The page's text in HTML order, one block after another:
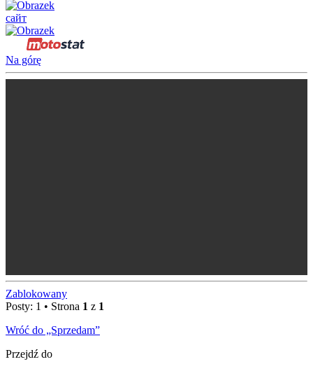
сайт
Na górę
Zablokowany
Posty: 1 • Strona 1 z 1
Wróć do „Sprzedam”
Przejdź do